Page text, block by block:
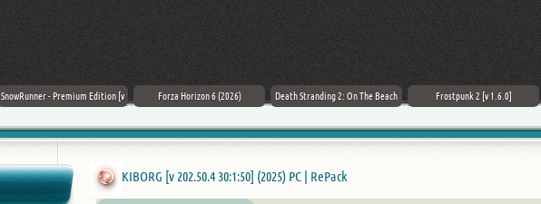
SnowRunner - Premium Edition [v
Forza Horizon 6 (2026) Death Stranding 2: On The Beach Frostpunk 2 [v 1.6.0]
KIBORG [v 202.50.4 30:1:50] (2025) PC | RePack